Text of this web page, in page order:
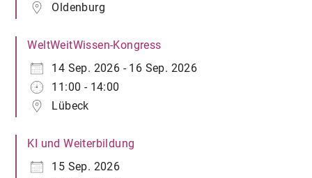
Oldenburg
WeltWeitWissen-Kongress
14 Sep. 2026 - 16 Sep. 2026
11:00 - 14:00
Lübeck
KI und Weiterbildung
15 Sep. 2026